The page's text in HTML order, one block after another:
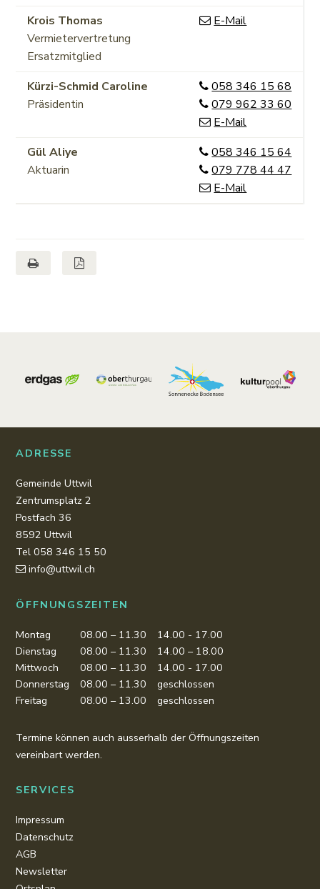
Krois Thomas
Vermietervertretung
Ersatzmitglied
E-Mail
Kürzi-Schmid Caroline
Präsidentin
Tel.058 346 15 68
Mobil
079 962 33 60
E-Mail
Gül Aliye
Aktuarin
Zentrale
058 346 15 64
Mobil
079 778 44 47
E-Mail
Seite druckenSeite als PDF
ADRESSE
Gemeinde Uttwil
Zentrumsplatz 2
Postfach 36
8592 Uttwil
Tel 058 346 15 50
info@uttwil.ch
ÖFFNUNGSZEITEN
Montag 08.00 – 11.30
14.00 - 17.00
Dienstag
08.00 – 11.30
14.00 – 18.00
Mittwoch
08.00 – 11.30
14.00 - 17.00
Donnerstag
08.00 – 11.30
geschlossen
Freitag
08.00 – 13.00 geschlossen
Termine können auch ausserhalb der Öffnungszeiten
vereinbart werden.
SERVICES
Impressum
Datenschutz
AGB
Newsletter